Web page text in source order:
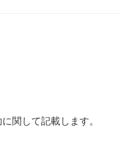
関して記載します。